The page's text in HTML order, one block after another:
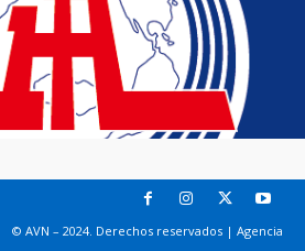
© AVN – 2024. Derechos reservados | Agencia